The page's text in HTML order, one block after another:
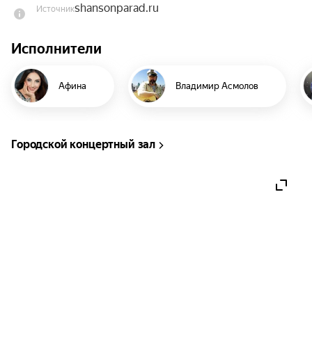
зрителей новым в жанре, но и, конечно, споют
Так же зрители услышат ещё много
получившие народное признание «Поцелуй
Источникshansonparad.ru
Исполнители
Афина Владимир Асмолов
Городской концертный зал